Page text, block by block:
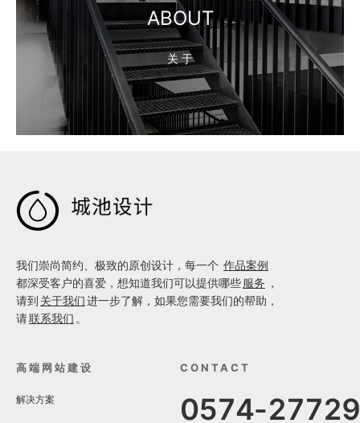
ABOUT
关 于

我们崇尚简约、极致的原创设计，每一个 作品案例
都深受客户的喜爱，想知道我们可以提供哪些服务 ，
请到 关于我们进一步了解，如果您需要我们的帮助，
请联系我们 。
高端网站建设
解决方案
CONTACT
0574-